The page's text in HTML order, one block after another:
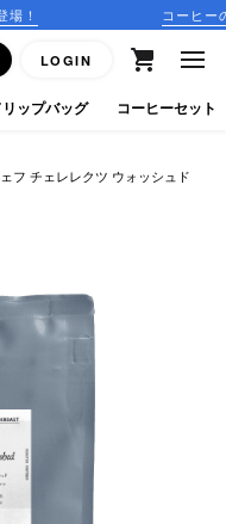
コーヒーのサブスクリプ
LOGIN
フ チェレレクツ ウォッシュド
リップバッグ コーヒーセット